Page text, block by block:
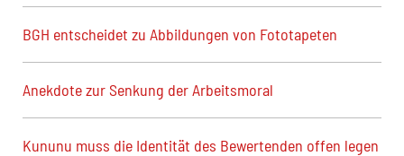
BGH entscheidet zu Abbildungen von Fototapeten
Anekdote zur Senkung der Arbeitsmoral
Kununu muss die Identität des Bewertenden offen legen